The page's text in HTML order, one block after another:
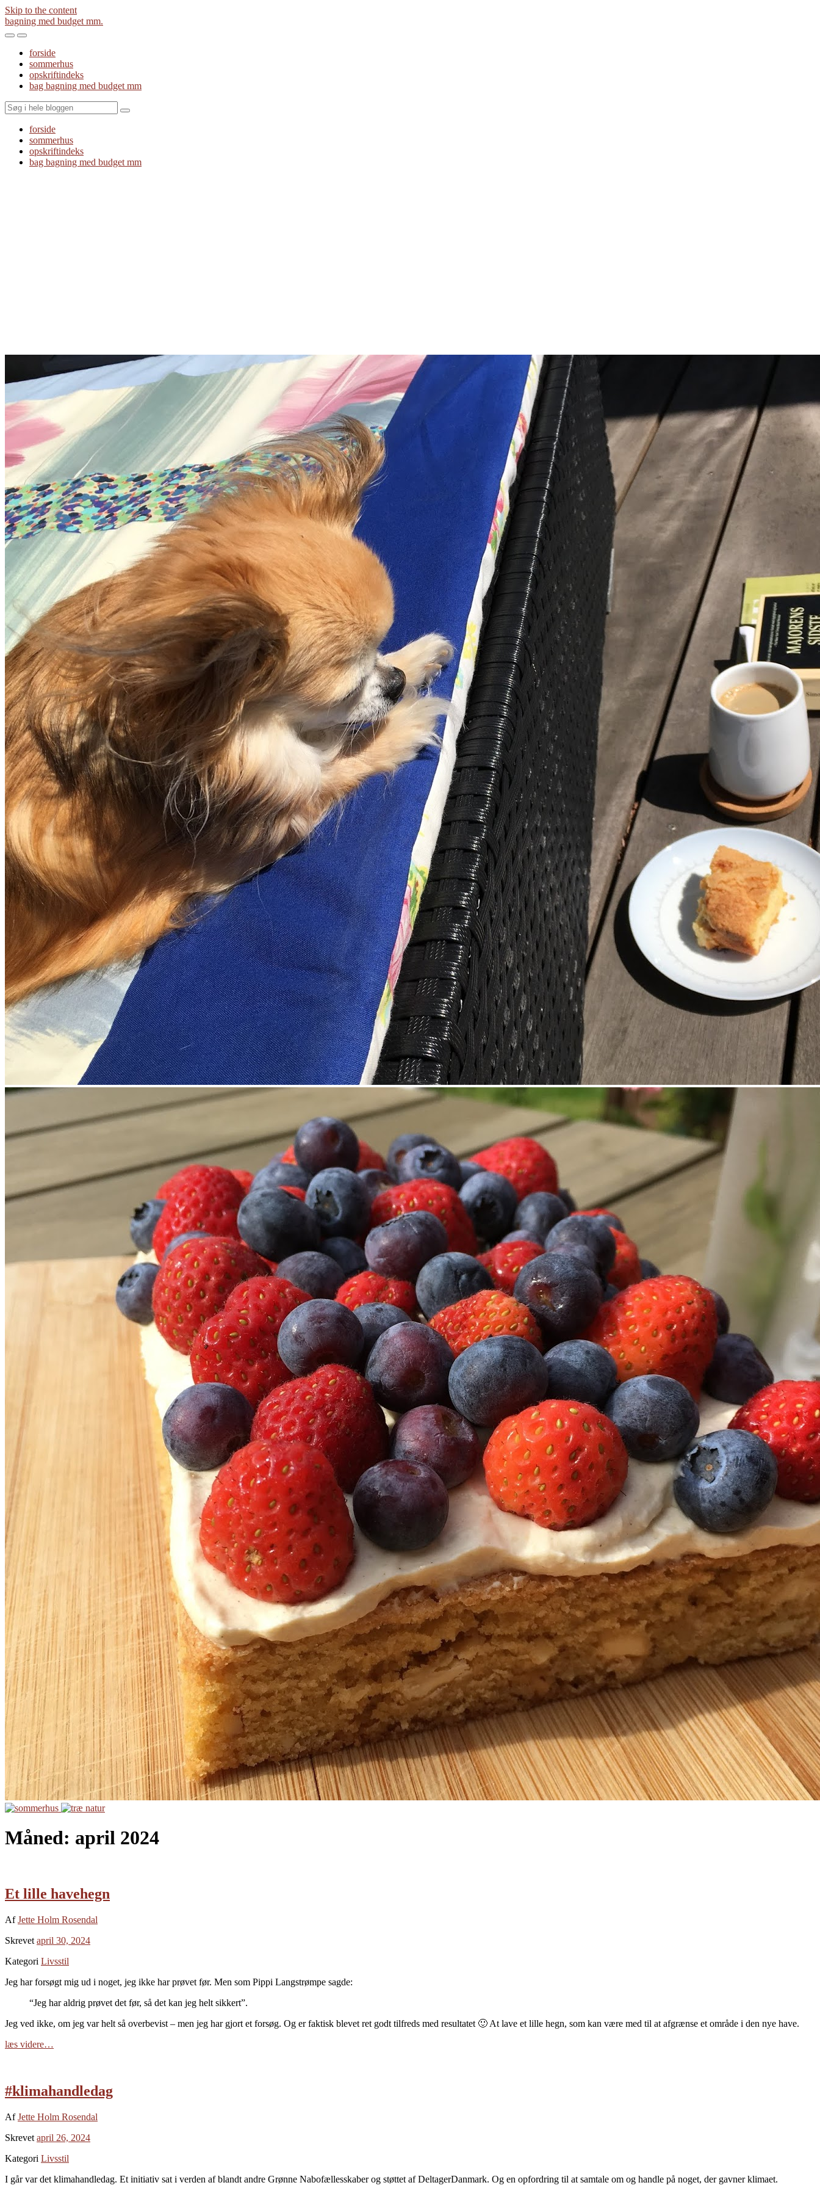
Skip to the content
bagning med budget mm.
Toggle
mobile
menu
Toggle
the
search
field
forside
sommerhus
opskriftindeks
bag bagning med budget mm
Search
forside
sommerhus
opskriftindeks
bag bagning med budget mm
Måned: april 2024
Et lille havehegn
AfJette Holm Rosendal
Skrevet april 30, 2024
Kategori Livsstil
Jeg har forsøgt mig ud i noget, jeg ikke har prøvet før. Men som Pippi Langstrømpe sagde:
“Jeg har aldrig prøvet det før, så det kan jeg helt sikkert”.
Jeg ved ikke, om jeg var helt så overbevist – men jeg har gjort et forsøg. Og er faktisk blevet ret godt tilfreds med resultatet 🙂 At lave et lille hegn, som kan være med til at afgrænse et område i den nye have.
læs videre…
#klimahandledag
AfJette Holm Rosendal
Skrevet april 26, 2024
Kategori Livsstil
I går var det klimahandledag. Et initiativ sat i verden af blandt andre Grønne Nabofællesskaber og støttet af DeltagerDanmark. Og en opfordring til at samtale om og handle på noget, der gavner klimaet.